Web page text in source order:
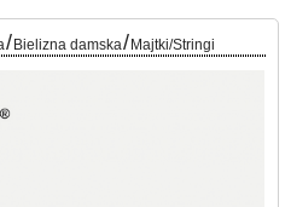
/ Bielizna damska/ Majtki/Stringi